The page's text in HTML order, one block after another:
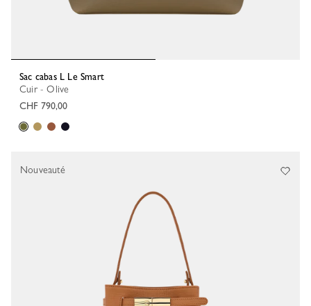
Sac cabas L Le Smart
Cuir - Olive
CHF 790,00
Nouveauté